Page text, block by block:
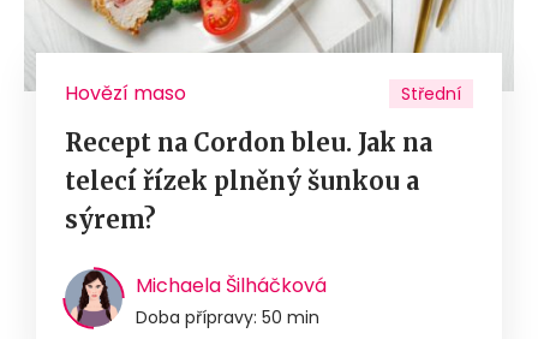
Hovězí maso Střední
Recept na Cordon bleu. Jak na
telecí řízek plněný šunkou a
sýrem?
Michaela Šilháčková
Doba přípravy: 50 min